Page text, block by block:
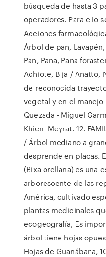
búsqueda de hasta 3
operadores. Para ello
Acciones
Árbol de pan,
Pan, Pana, Pana
Achiote, Bija / Anatto,
de reconocida
vegetal y en el manejo
Quezada • Miguel
Khiem Meyrat. 12.
/ Árbol mediano a
desprende en placas.
(Bixa orellana) es una
arborescente de las
América, cultivado
plantas medicinales
ecogeografía, Es
árbol tiene hojas
Hojas de Guanábana,